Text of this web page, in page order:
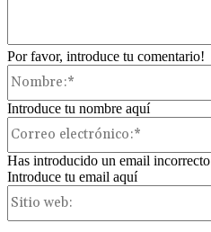
Por favor, introduce tu comentario!
Introduce tu nombre aquí
Has introducido un email incorrecto
Introduce tu email aquí